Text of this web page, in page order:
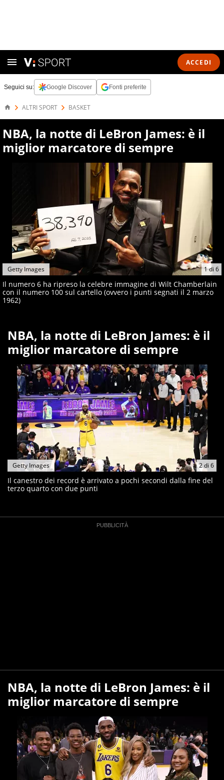
ACCEDI
Seguici su: Google Discover Fonti preferite
ALTRI SPORT BASKET
NBA, la notte di LeBron James: è il
miglior marcatore di sempre
1di 6
Getty Images
Il numero 6 ha ripreso la celebre immagine di Wilt Chamberlain
con il numero 100 sul cartello (ovvero i punti segnati il 2 marzo
1962)
NBA, la notte di LeBron James: è il
miglior marcatore di sempre
2 di 6
Getty Images
Il canestro dei record è arrivato a pochi secondi dalla fine del
terzo quarto con due punti
NBA, la notte di LeBron James: è il
miglior marcatore di sempre